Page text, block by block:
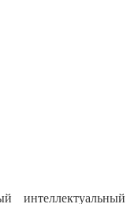
интеллектуальный